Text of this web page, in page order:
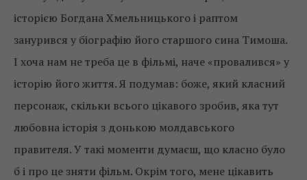
історією Богдана Хмельницького і раптом
занурився у біографію його старшого сина Тимоша.
І хоча нам не треба це в фільмі, наче «провалився» у
історію його життя. Я подумав: боже, який класний
персонаж, скільки всього цікавого зробив, яка тут
любовна історія з донькою молдавського
правителя. У такі моменти думаєш, що класно було
б і про це зняти фільм. Окрім того, мене цікавить